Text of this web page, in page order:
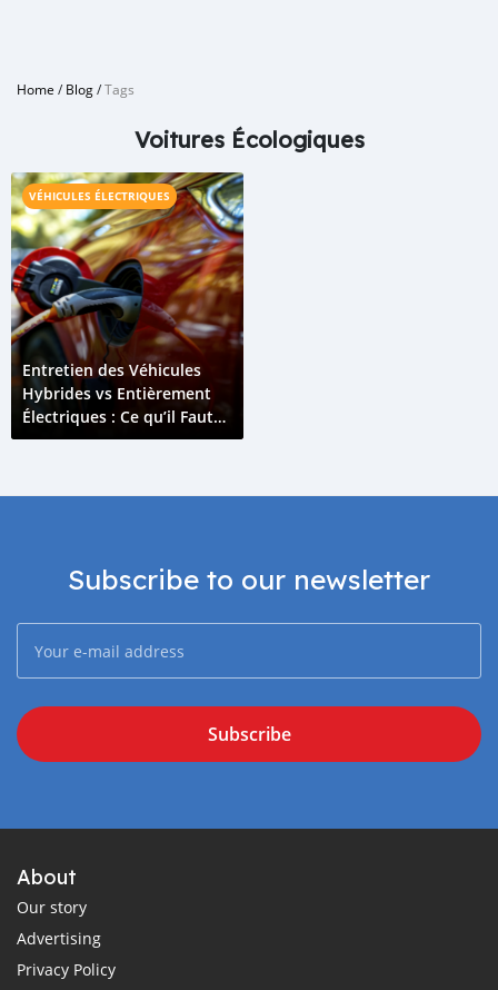
Home /Blog/Tags
Voitures Écologiques
VÉHICULES ÉLECTRIQUES
Entretien des Véhicules
Hybrides vs Entièrement
Électriques : Ce qu’il Faut
Savoir
Subscribe to our newsletter
Subscribe
About
Our story
Advertising
Privacy Policy